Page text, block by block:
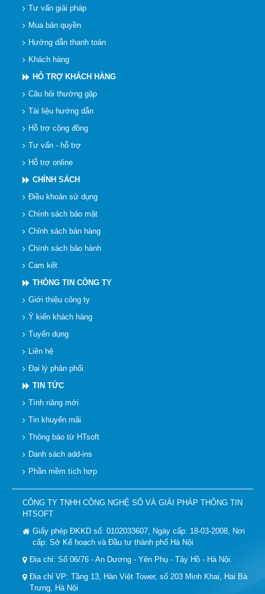
Tư vấn giải pháp
Mua bản quyền
Hướng dẫn thanh toán
Khách hàng
HỖ TRỢ KHÁCH HÀNG
Câu hỏi thường gặp
Tài liệu hướng dẫn
Hỗ trợ cộng đồng
Tư vấn - hỗ trợ
Hỗ trợ online
CHÍNH SÁCH
Điều khoản sử dụng
Chính sách bảo mật
Chỉnh sách bán hàng
Chính sách bảo hành
Cam kết
THÔNG TIN CÔNG TY
Giới thiệu công ty
Ý kiến khách hàng
Tuyển dụng
Liên hệ
Đại lý phân phối
TIN TỨC
Tính năng mới
Tin khuyến mãi
Thông báo từ HTsoft
Danh sách add-ins
Phần mềm tích hợp
CÔNG TY TNHH CÔNG NGHỆ SỐ VÀ GIẢI PHÁP THÔNG TIN
HTSOFT
Giấy phép ĐKKD số: 0102033607, Ngày cấp: 18-03-2008, Nơi
cấp: Sở Kế hoạch và Đầu tư thành phố Hà Nội
Địa chỉ: Số 06/76 - An Dương - Yên Phụ - Tây Hồ - Hà Nội.
Địa chỉ VP: Tầng 13, Hàn Việt Tower, số 203 Minh Khai, Hai Bà
Trưng, Hà Nội